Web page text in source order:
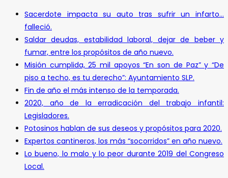
Sacerdote impacta su auto tras sufrir un infarto…
falleció.
Saldar deudas, estabilidad laboral, dejar de beber y
fumar, entre los propósitos de año nuevo.
Misión cumplida, 25 mil apoyos “En son de Paz” y “De
piso a techo, es tu derecho”: Ayuntamiento SLP.
Fin de año el más intenso de la temporada.
2020, año de la erradicación del trabajo infantil:
Legisladores.
Potosinos hablan de sus deseos y propósitos para 2020.
Expertos cantineros, los más “socorridos” en año nuevo.
Lo bueno, lo malo y lo peor durante 2019 del Congreso
Local.